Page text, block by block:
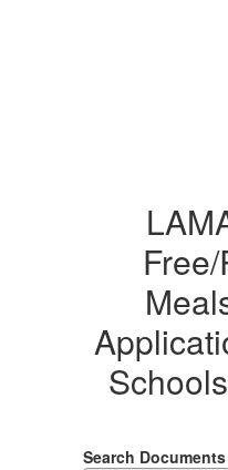
Search Documents